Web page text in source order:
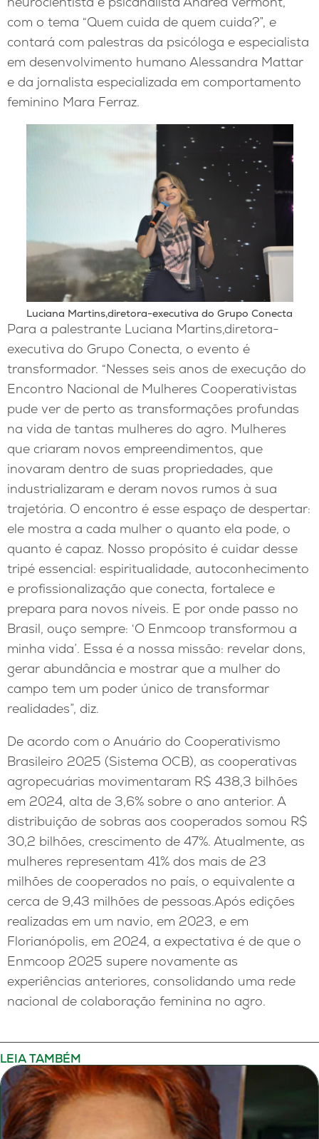
com o tema “Quem cuida de quem cuida?”, e
contará com palestras da psicóloga e especialista
em desenvolvimento humano Alessandra Mattar
e da jornalista especializada em comportamento
feminino Mara Ferraz.
Luciana Martins,diretora-executiva do Grupo Conecta
Para a palestrante Luciana Martins,diretora-
executiva do Grupo Conecta, o evento é
transformador. “Nesses seis anos de execução do
Encontro Nacional de Mulheres Cooperativistas
pude ver de perto as transformações profundas
na vida de tantas mulheres do agro. Mulheres
que criaram novos empreendimentos, que
inovaram dentro de suas propriedades, que
industrializaram e deram novos rumos à sua
trajetória. O encontro é esse espaço de despertar:
ele mostra a cada mulher o quanto ela pode, o
quanto é capaz. Nosso propósito é cuidar desse
tripé essencial: espiritualidade, autoconhecimento
e profissionalização que conecta, fortalece e
prepara para novos níveis. E por onde passo no
Brasil, ouço sempre: ‘O Enmcoop transformou a
minha vida’. Essa é a nossa missão: revelar dons,
gerar abundância e mostrar que a mulher do
campo tem um poder único de transformar
realidades”, diz.
De acordo com o Anuário do Cooperativismo
Brasileiro 2025 (Sistema OCB), as cooperativas
agropecuárias movimentaram R$ 438,3 bilhões
em 2024, alta de 3,6% sobre o ano anterior. A
distribuição de sobras aos cooperados somou R$
30,2 bilhões, crescimento de 47%. Atualmente, as
mulheres representam 41% dos mais de 23
milhões de cooperados no país, o equivalente a
cerca de 9,43 milhões de pessoas.Após edições
realizadas em um navio, em 2023, e em
Florianópolis, em 2024, a expectativa é de que o
Enmcoop 2025 supere novamente as
experiências anteriores, consolidando uma rede
nacional de colaboração feminina no agro.
LEIA TAMBÉM